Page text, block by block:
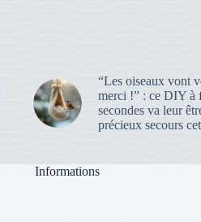
“Les oiseaux vont
merci !” : ce DIY à
secondes va leur
précieux secours
Informations